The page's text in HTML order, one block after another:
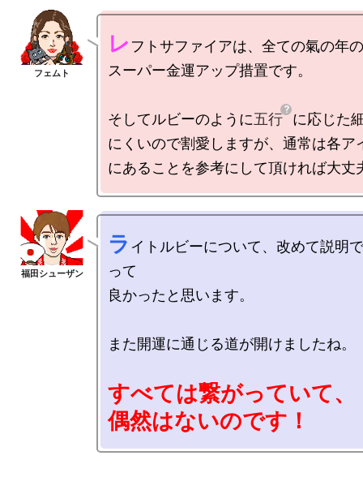
レ フトサファイアは、全ての氣の年
スーパー金運アップ措置です。
そしてルビーのように五行
に応じた
にくいので割愛しますが、通常は各ア
ラ イトルビーについて、改めて説明
って
良かったと思います。
また開運に通じる道が開けましたね。
すべては繋がっていて、
偶然はないのです！